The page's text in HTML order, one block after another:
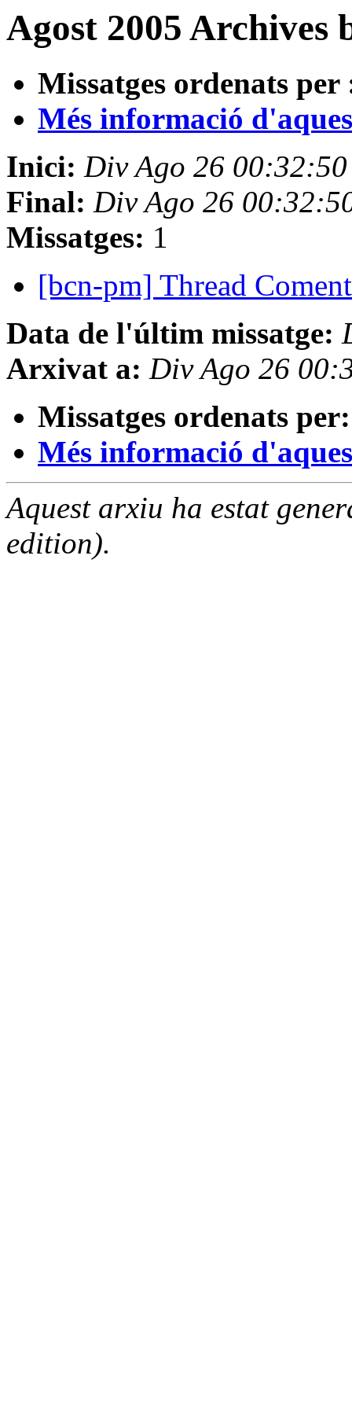
Agost 2005 Archives
Missatges ordenats per
Més informació
Inici: Div Ago 26
Final: Div Ago 26
Missatges: 1
[bcn-pm] Thread
Data de l'últim missatge:
Arxivat a: Div Ago 26
Missatges ordenats per:
Més informació
Aquest arxiu ha estat
edition).